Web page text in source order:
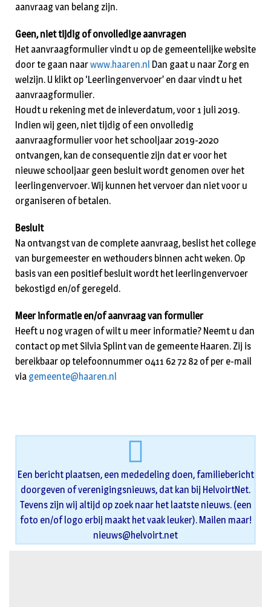
aanvraag van belang zijn.
Geen, niet tijdig of onvolledige aanvragen
Het aanvraagformulier vindt u op de gemeentelijke website
door te gaan naarwww.haaren.nl Dan gaat u naar Zorg en
welzijn. U klikt op ‘Leerlingenvervoer’ en daar vindt u het
aanvraagformulier.
Houdt u rekening met de inleverdatum, voor 1 juli 2019.
Indien wij geen, niet tijdig of een onvolledig
aanvraagformulier voor het schooljaar 2019-2020
ontvangen, kan de consequentie zijn dat er voor het
nieuwe schooljaar geen besluit wordt genomen over het
leerlingenvervoer. Wij kunnen het vervoer dan niet voor u
organiseren of betalen.
Besluit
Na ontvangst van de complete aanvraag, beslist het college
van burgemeester en wethouders binnen acht weken. Op
basis van een positief besluit wordt het leerlingenvervoer
bekostigd en/of geregeld.
Meer informatie en/of aanvraag van formulier
Heeft u nog vragen of wilt u meer informatie? Neemt u dan
contact op met Silvia Splint van de gemeente Haaren. Zij is
bereikbaar op telefoonnummer 0411 62 72 82 of per e-mail
via gemeente@haaren.nl
Een bericht plaatsen, een mededeling doen, familiebericht
doorgeven of verenigingsnieuws, dat kan bij HelvoirtNet.
Tevens zijn wij altijd op zoek naar het laatste nieuws. (een
foto en/of logo erbij maakt het vaak leuker). Mailen maar!
nieuws@helvoirt.net